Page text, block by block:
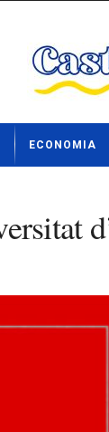
ECONOMIA